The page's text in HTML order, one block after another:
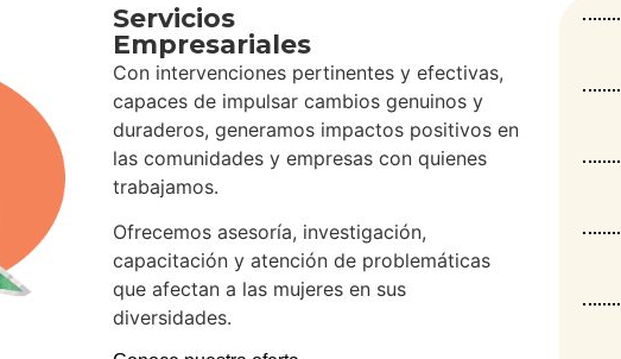
Servicios
Empresariales
Con intervenciones pertinentes y efectivas,
capaces de impulsar cambios genuinos y
duraderos, generamos impactos positivos en
las comunidades y empresas con quienes
trabajamos.
Ofrecemos asesoría, investigación,
capacitación y atención de problemáticas
que afectan a las mujeres en sus
diversidades.